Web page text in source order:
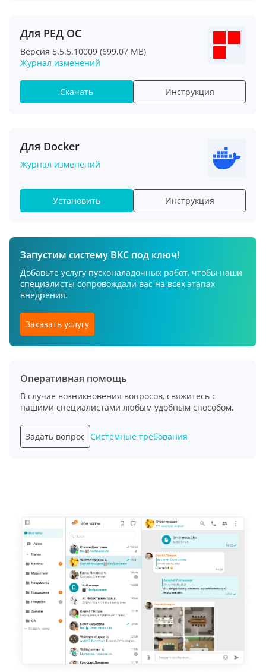
Для РЕД ОС
Версия 5.5.5.10009 (699.07 MB)
Журнал изменений
Скачать Инструкция
Для Docker
Журнал изменений
Установить Инструкция
Запустим систему ВКС под ключ!
Добавьте услугу пусконаладочных работ, чтобы наши
специалисты сопровождали вас на всех этапах
внедрения.
Заказать услугу
Оперативная помощь
В случае возникновения вопросов, свяжитесь с
нашими специалистами любым удобным способом.
Задать вопрос Системные требования